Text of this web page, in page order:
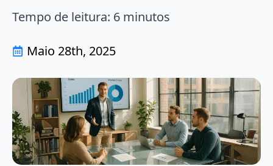
Tempo de leitura: 6 minutos
Maio 28th, 2025